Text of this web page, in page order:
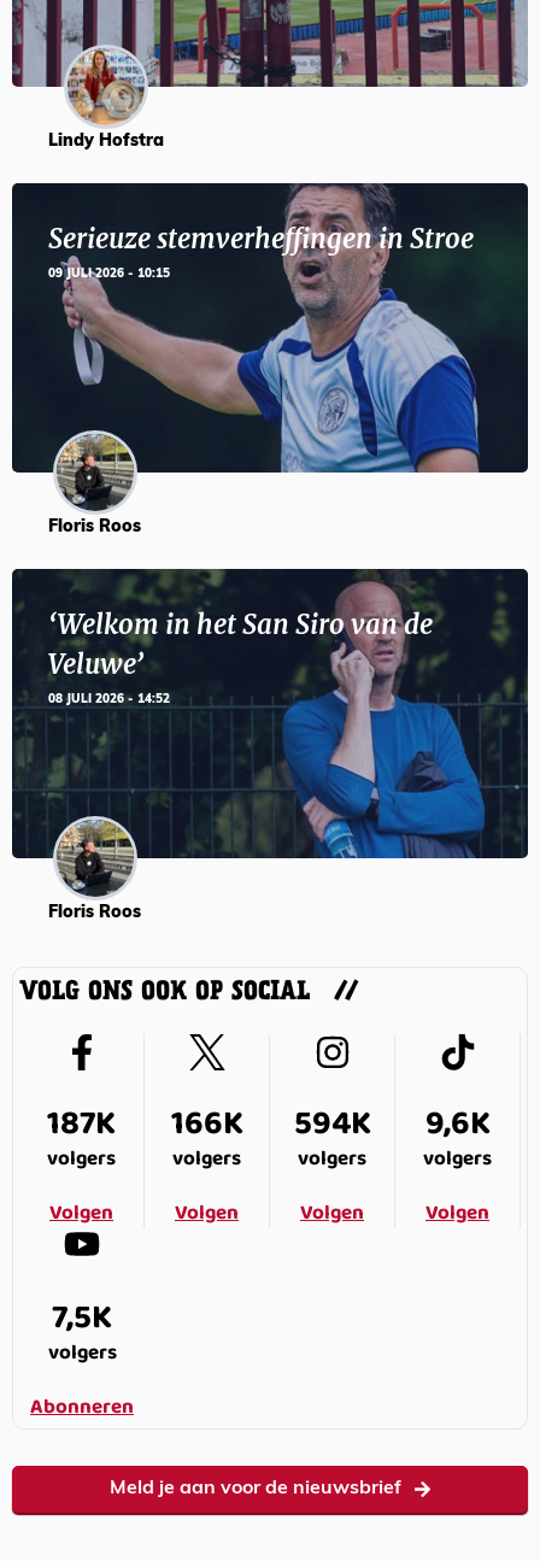
Lindy Hofstra
Serieuze stemverheffingen in Stroe
09 JULI 2026 - 10:15
Floris Roos
‘Welkom in het San Siro van de
Veluwe’
08 JULI 2026 - 14:52
Floris Roos
VOLG ONS OOK OP SOCIAL
187K
volgers
Volgen
166K
volgers
Volgen
594K
volgers
Volgen
9,6K
volgers
Volgen
7,5K
volgers
Abonneren
Meld je aan voor de nieuwsbrief